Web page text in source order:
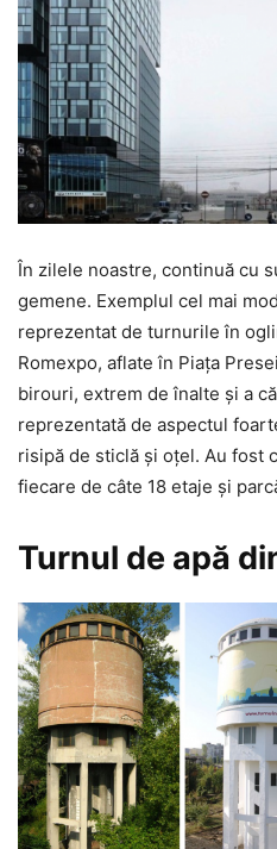
În zilele noastre, continuă cu
gemene. Exemplul cel mai
reprezentat de turnurile în
Romexpo, aflate în Piața
birouri, extrem de înalte și a
reprezentată de aspectul
risipă de sticlă și oțel. Au fost
fiecare de câte 18 etaje și
Turnul de apă